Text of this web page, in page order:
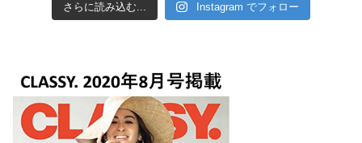
さらに読み込む... Instagram でフォロー